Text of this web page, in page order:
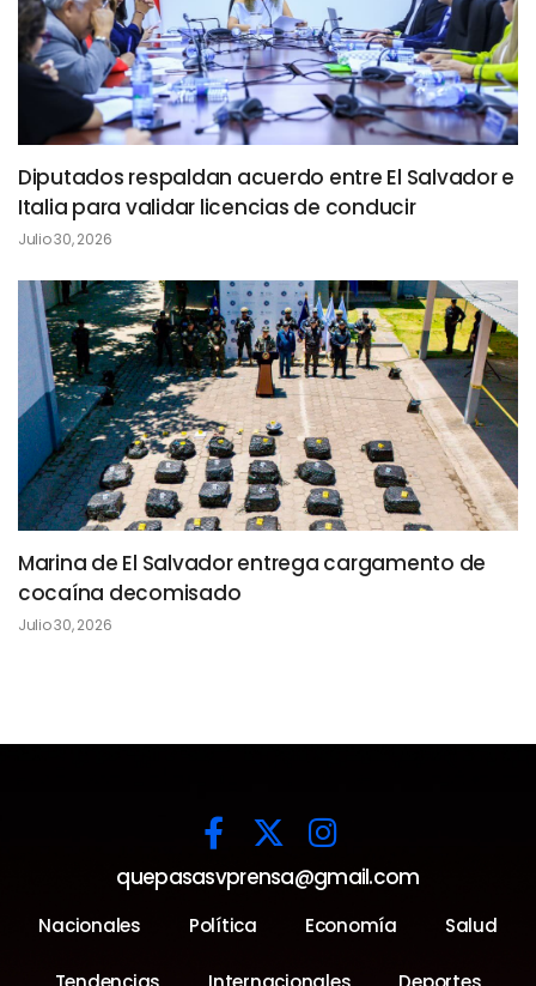
Diputados respaldan acuerdo entre El Salvador e
Italia para validar licencias de conducir
Julio 30, 2026
Marina de El Salvador entrega cargamento de
cocaína decomisado
Julio 30, 2026
quepasasvprensa@gmail.com
Nacionales Política Economía Salud